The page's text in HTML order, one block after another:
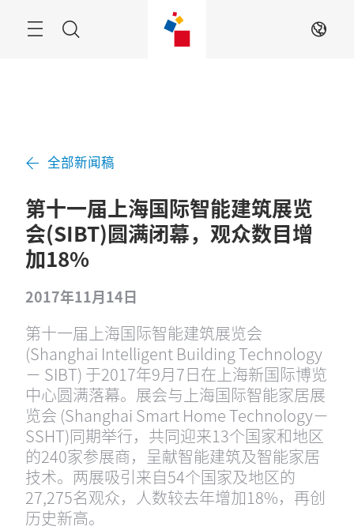
Navigation ZH
全部新闻稿
第十一届上海国际智能建筑展览
会(SIBT)圆满闭幕，观众数目增
加18%
2017年11月14日
第十一届上海国际智能建筑展览会
(Shanghai Intelligent Building Technology
－ SIBT) 于2017年9月7日在上海新国际博览
中心圆满落幕。展会与上海国际智能家居展
览会 (Shanghai Smart Home Technology－
SSHT)同期举行，共同迎来13个国家和地区
的240家参展商，呈献智能建筑及智能家居
技术。两展吸引来自54个国家及地区的
27,275名观众，人数较去年增加18%，再创
历史新高。